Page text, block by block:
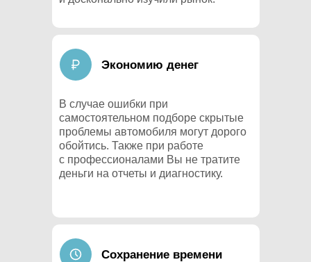
Экономию денег
В случае ошибки при
самостоятельном подборе скрытые
проблемы автомобиля могут дорого
обойтись. Также при работе
с профессионалами Вы не тратите
деньги на отчеты и диагностику.
Сохранение времени